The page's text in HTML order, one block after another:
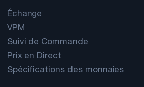
Échange
VPM
Suivi de Commande
Prix en Direct
Spécifications des monnaies